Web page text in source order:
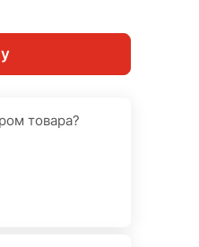
товара?